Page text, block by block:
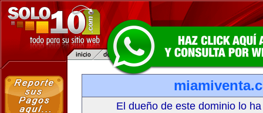
El dueño de este dominio lo